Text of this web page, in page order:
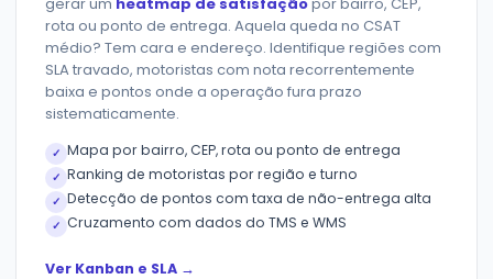
rota ou ponto de entrega. Aquela queda no CSAT
médio? Tem cara e endereço. Identifique regiões com
SLA travado, motoristas com nota recorrentemente
baixa e pontos onde a operação fura prazo
sistematicamente.
✓ Mapa por bairro, CEP, rota ou ponto de entrega
✓ Ranking de motoristas por região e turno
✓ Detecção de pontos com taxa de não-entrega alta
✓ Cruzamento com dados do TMS e WMS
Ver Kanban e SLA →